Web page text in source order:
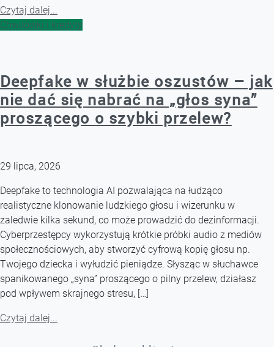
Czytaj dalej...
Chwilówki i kredyty
Deepfake w służbie oszustów – jak
nie dać się nabrać na „głos syna”
proszącego o szybki przelew?
29 lipca, 2026
Deepfake to technologia AI pozwalająca na łudząco
realistyczne klonowanie ludzkiego głosu i wizerunku w
zaledwie kilka sekund, co może prowadzić do dezinformacji.
Cyberprzestępcy wykorzystują krótkie próbki audio z mediów
społecznościowych, aby stworzyć cyfrową kopię głosu np.
Twojego dziecka i wyłudzić pieniądze. Słysząc w słuchawce
spanikowanego „syna” proszącego o pilny przelew, działasz
pod wpływem skrajnego stresu, […]
Czytaj dalej...